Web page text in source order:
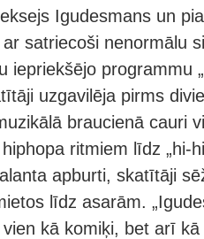
Igudesmans un
satriecoši nenormālu
iepriekšējo programmu
uzgavilēja pirms
braucienā cauri
ritmiem līdz „hi-
apburti, skatītāji
līdz asarām.
kā komiķi, bet arī